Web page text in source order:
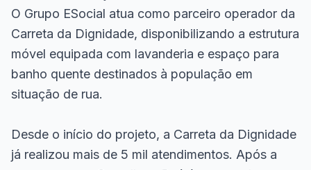
O Grupo ESocial atua como parceiro operador da
Carreta da Dignidade, disponibilizando a estrutura
móvel equipada com lavanderia e espaço para
banho quente destinados à população em
situação de rua.
Desde o início do projeto, a Carreta da Dignidade
já realizou mais de 5 mil atendimentos. Após a